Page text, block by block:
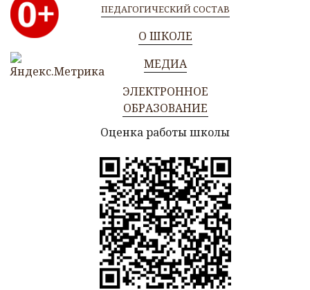
ПЕДАГОГИЧЕСКИЙ СОСТАВ
О ШКОЛЕ
МЕДИА
ЭЛЕКТРОННОЕ
ОБРАЗОВАНИЕ
Оценка работы школы